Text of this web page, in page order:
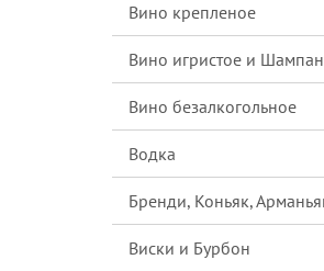
Вино крепленое
Вино игристое и
Вино безалкогольное
Водка
Бренди, Коньяк,
Виски и Бурбон